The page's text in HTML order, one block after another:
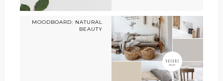
MOODBOARD: NATURAL
BEAUTY